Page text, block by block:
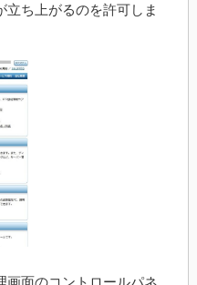
ち上がるのを許可しま